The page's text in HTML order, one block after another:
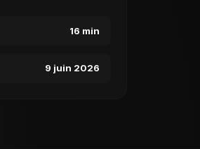
16 min
9 juin 2026